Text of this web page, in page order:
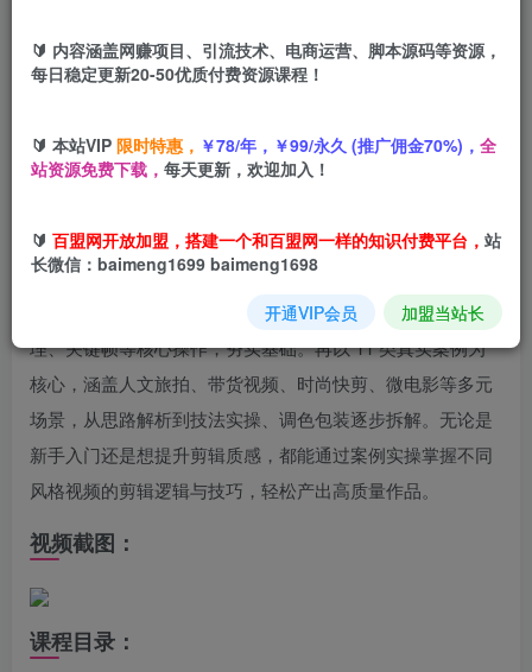
您当前未登录！建议登陆后购买，可保存购买订单
课程介绍：
课程来自星创的剪映电脑版思维案例课。这套剪映电脑版课
程从新手入门到高阶实操全覆盖，助力快速掌握剪辑核心技
能。先通过 6 节基础课详解首页设置、草稿新建、字幕处
理、关键帧等核心操作，夯实基础。再以 11 类真实案例为
核心，涵盖人文旅拍、带货视频、时尚快剪、微电影等多元
场景，从思路解析到技法实操、调色包装逐步拆解。无论是
新手入门还是想提升剪辑质感，都能通过案例实操掌握不同
风格视频的剪辑逻辑与技巧，轻松产出高质量作品。
视频截图：
课程目录：
🔰 内容涵盖网赚项目、引流技术、电商运营、脚本源码等资源，
每日稳定更新20-50优质付费资源课程！
🔰 本站VIP 限时特惠， ￥78/年，￥99/永久 (推广佣金70%)， 全
站资源免费下载， 每天更新，欢迎加入！
🔰 百盟网开放加盟，搭建一个和百盟网一样的知识付费平台， 站
长微信：baimeng1699 baimeng1698
开通VIP会员 加盟当站长